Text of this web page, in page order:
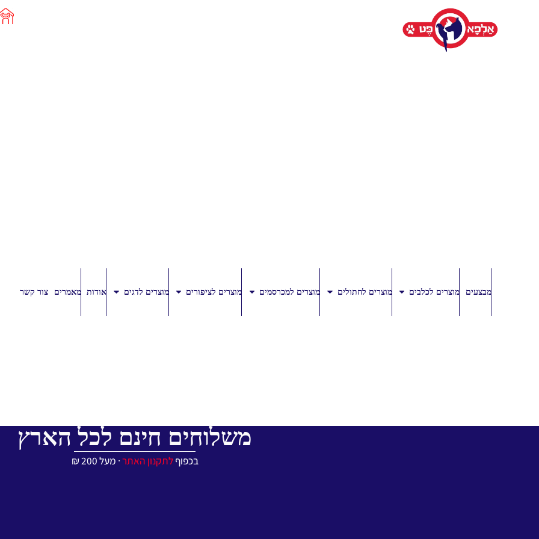
מבצעים מוצרים לכלבים מוצרים לחתולים מוצרים למכרסמים מוצרים לציפורים מוצרים לדגים אודות מאמרים צור קשר
משלוחים חינם לכל הארץ
בכפוףלתקנון האתר∙ מעל 200 ₪